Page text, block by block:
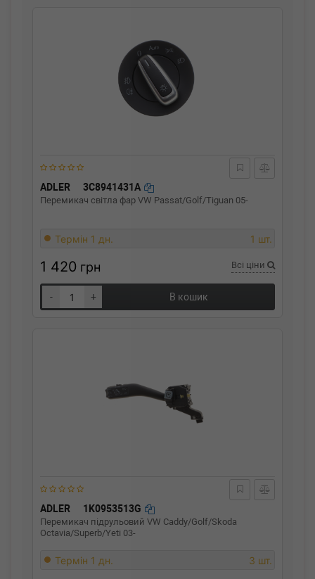
ADLER 3C8941431A
Перемикач світла фар VW Passat/Golf/Tiguan 05-
Термін 1 дн. 1 шт.
1 420 грн Всі ціни
- + В кошик
ADLER 1K0953513G
Перемикач підрульовий VW Caddy/Golf/Skoda
Octavia/Superb/Yeti 03-
Термін 1 дн. 3 шт.